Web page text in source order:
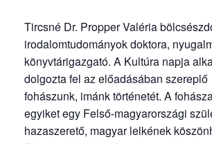
Tircsné Dr. Propper Valéria
irodalomtudományok doktora,
könyvtárigazgató. A Kultúra napja
dolgozta fel az előadásában
fohászunk, imánk történetét. A
egyiket egy Felső-magyarországi
hazaszerető, magyar lelkének